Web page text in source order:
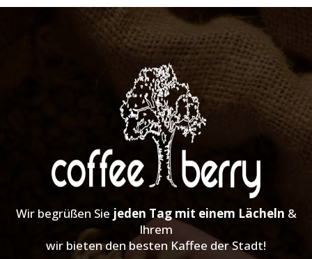
Wir begrüßen Sie jeden Tag mit einem Lächeln &
Ihrem
wir bieten den besten Kaffee der Stadt!